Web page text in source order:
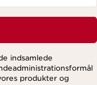
indsamlede
produkter og